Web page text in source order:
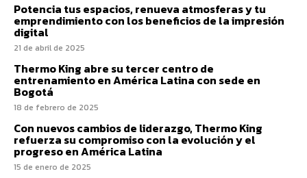
Potencia tus espacios, renueva atmosferas y tu
emprendimiento con los beneficios de la impresión
digital
21 de abril de 2025
Thermo King abre su tercer centro de
entrenamiento en América Latina con sede en
Bogotá
18 de febrero de 2025
Con nuevos cambios de liderazgo, Thermo King
refuerza su compromiso con la evolución y el
progreso en América Latina
15 de enero de 2025